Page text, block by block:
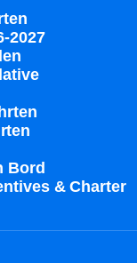
2027
Bord​
& Charter